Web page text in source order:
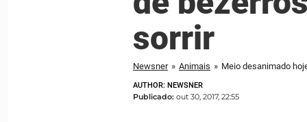
sorrir
Newsner » Animais » Meio desanimado
AUTHOR: NEWSNER
Publicado: out 30, 2017, 22:55